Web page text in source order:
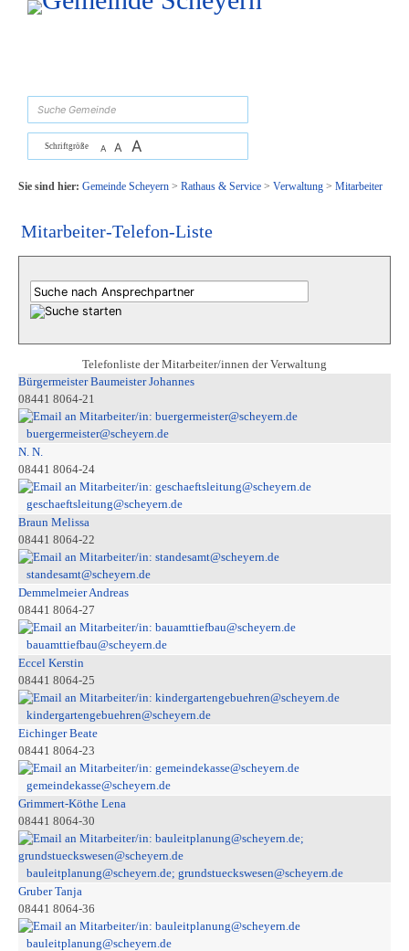
Zum Inhalt, zur Navigationoder zur Startseite springen.
Schriftgröße A A A
Sie sind hier: Gemeinde Scheyern> Rathaus & Service> Verwaltung> Mitarbeiter
Mitarbeiter-Telefon-Liste
Telefonliste der Mitarbeiter/innen der Verwaltung
Bürgermeister Baumeister Johannes
08441 8064-21
buergermeister@scheyern.de
N. N.
08441 8064-24
geschaeftsleitung@scheyern.de
Braun Melissa
08441 8064-22
standesamt@scheyern.de
Demmelmeier Andreas
08441 8064-27
bauamttiefbau@scheyern.de
Eccel Kerstin
08441 8064-25
kindergartengebuehren@scheyern.de
Eichinger Beate
08441 8064-23
gemeindekasse@scheyern.de
Grimmert-Köthe Lena
08441 8064-30
bauleitplanung@scheyern.de; grundstueckswesen@scheyern.de
Gruber Tanja
08441 8064-36
bauleitplanung@scheyern.de